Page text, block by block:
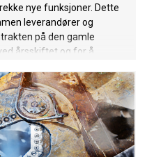
nye funksjoner. Dette
leverandører og
på den gamle
årsskiftet og for å